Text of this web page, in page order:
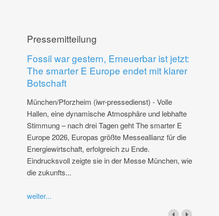
Pressemitteilung
Fossil war gestern, Erneuerbar ist jetzt:
The smarter E Europe endet mit klarer
Botschaft
München/Pforzheim (iwr-pressedienst) - Volle
Hallen, eine dynamische Atmosphäre und lebhafte
Stimmung – nach drei Tagen geht The smarter E
Europe 2026, Europas größte Messeallianz für die
Energiewirtschaft, erfolgreich zu Ende.
Eindrucksvoll zeigte sie in der Messe München, wie
die zukunfts...
weiter...